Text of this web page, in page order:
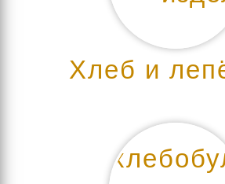
Хлеб и